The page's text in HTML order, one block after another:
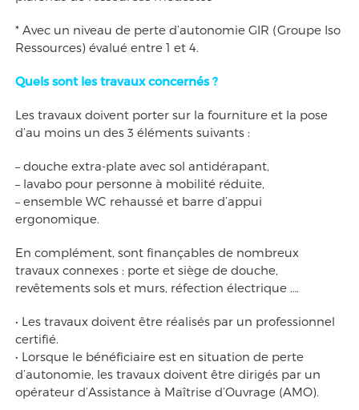
* Avec un niveau de perte d’autonomie GIR (Groupe Iso
Ressources) évalué entre 1 et 4.
Quels sont les travaux concernés ?
Les travaux doivent porter sur la fourniture et la pose
d’au moins un des 3 éléments suivants :
– douche extra-plate avec sol antidérapant,
– lavabo pour personne à mobilité réduite,
– ensemble WC rehaussé et barre d’appui
ergonomique.
En complément, sont finançables de nombreux
travaux connexes : porte et siège de douche,
revêtements sols et murs, réfection électrique ….
• Les travaux doivent être réalisés par un professionnel
certifié.
• Lorsque le bénéficiaire est en situation de perte
d’autonomie, les travaux doivent être dirigés par un
opérateur d’Assistance à Maîtrise d’Ouvrage (AMO).